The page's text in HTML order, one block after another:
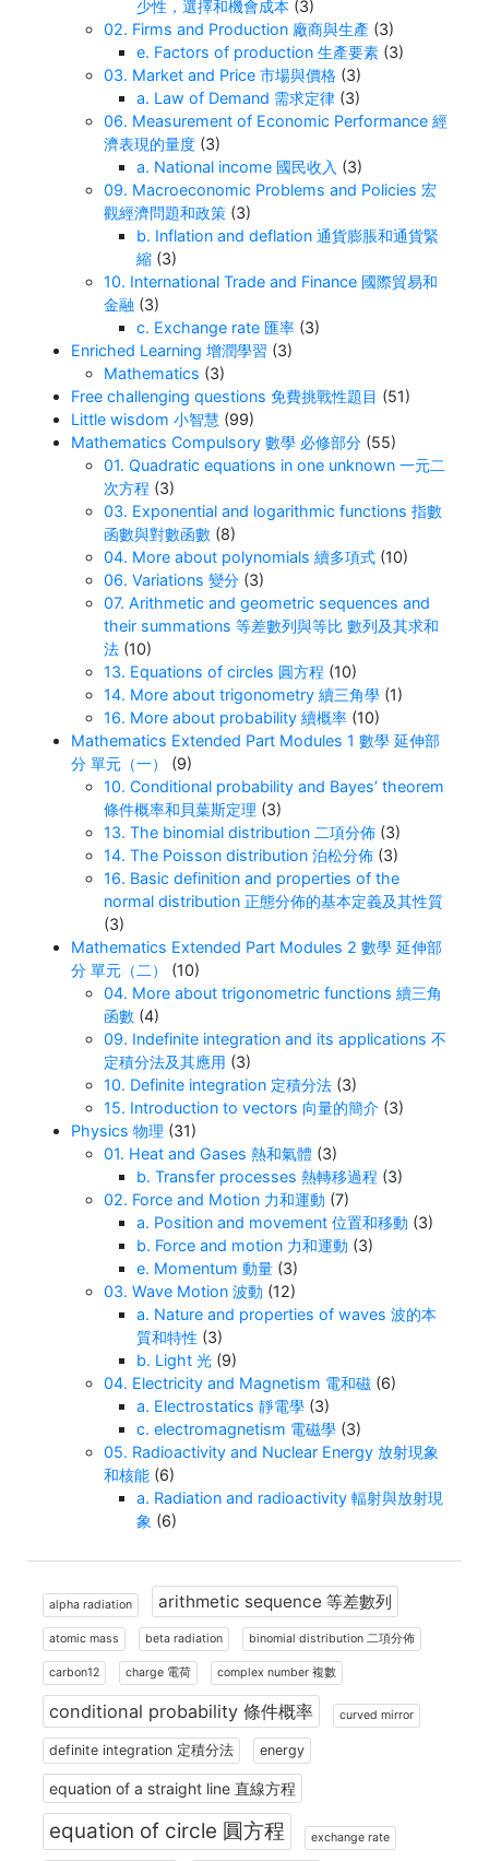
少性，選擇和機會成本 (3)
02. Firms and Production 廠商與生產 (3)
e. Factors of production 生產要素 (3)
03. Market and Price 市場與價格 (3)
a. Law of Demand 需求定律 (3)
06. Measurement of Economic Performance 經
濟表現的量度 (3)
a. National income 國民收入 (3)
09. Macroeconomic Problems and Policies 宏
觀經濟問題和政策 (3)
b. Inflation and deflation 通貨膨脹和通貨緊
縮 (3)
10. International Trade and Finance 國際貿易和
金融 (3)
c. Exchange rate 匯率 (3)
Enriched Learning 增潤學習 (3)
Mathematics (3)
Free challenging questions 免費挑戰性題目 (51)
Little wisdom 小智慧 (99)
Mathematics Compulsory 數學 必修部分 (55)
01. Quadratic equations in one unknown 一元二
次方程 (3)
03. Exponential and logarithmic functions 指數
函數與對數函數 (8)
04. More about polynomials 續多項式 (10)
06. Variations 變分 (3)
07. Arithmetic and geometric sequences and
their summations 等差數列與等比 數列及其求和
法 (10)
13. Equations of circles 圓方程 (10)
14. More about trigonometry 續三角學 (1)
16. More about probability 續概率 (10)
Mathematics Extended Part Modules 1 數學 延伸部
分 單元（一）
(9)
10. Conditional probability and Bayes’ theorem
條件概率和貝葉斯定理 (3)
13. The binomial distribution 二項分佈 (3)
14. The Poisson distribution 泊松分佈 (3)
16. Basic definition and properties of the
normal distribution 正態分佈的基本定義及其性質
(3)
Mathematics Extended Part Modules 2 數學 延伸部
分 單元（二）
(10)
04. More about trigonometric functions 續三角
函數 (4)
09. Indefinite integration and its applications 不
定積分法及其應用 (3)
10. Definite integration 定積分法 (3)
15. Introduction to vectors 向量的簡介 (3)
Physics 物理 (31)
01. Heat and Gases 熱和氣體 (3)
b. Transfer processes 熱轉移過程 (3)
02. Force and Motion 力和運動 (7)
a. Position and movement 位置和移動 (3)
b. Force and motion 力和運動 (3)
e. Momentum 動量 (3)
03. Wave Motion 波動 (12)
a. Nature and properties of waves 波的本
質和特性 (3)
b. Light 光 (9)
04. Electricity and Magnetism 電和磁 (6)
a. Electrostatics 靜電學 (3)
c. electromagnetism 電磁學 (3)
05. Radioactivity and Nuclear Energy 放射現象
和核能 (6)
a. Radiation and radioactivity 輻射與放射現
象 (6)
alpha radiation arithmetic sequence 等差數列
atomic mass beta radiation binomial distribution 二項分佈
carbon12 charge 電荷 complex number 複數
conditional probability 條件概率 curved mirror
definite integration 定積分法 energy
equation of a straight line 直線方程
equation of circle 圓方程 exchange rate